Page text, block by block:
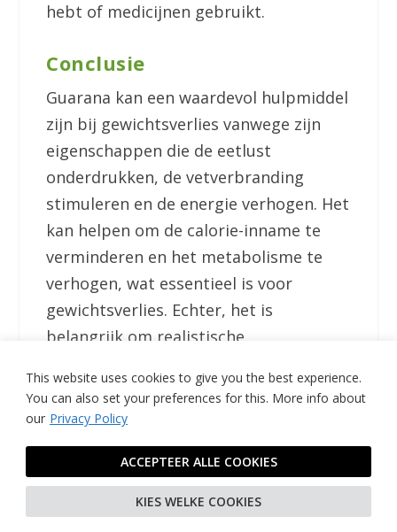
This website uses cookies to give you the best experience.
You can also set your preferences for this. More info about
our Privacy Policy
KIES WELKE COOKIES
ACCEPTEER ALLE COOKIES
hebt of medicijnen gebruikt.
Conclusie
Guarana kan een waardevol hulpmiddel
zijn bij gewichtsverlies vanwege zijn
eigenschappen die de eetlust
onderdrukken, de vetverbranding
stimuleren en de energie verhogen. Het
kan helpen om de calorie-inname te
verminderen en het metabolisme te
verhogen, wat essentieel is voor
gewichtsverlies. Echter, het is
belangrijk om realistische
te combineren met een gezond dieet
en regelmatige lichaamsbeweging voor
optimale resultaten. Raadpleeg altijd
een zorgverlener voordat je begint met
het gebruik van guarana, vooral als je
gezondheidsproblemen hebt of